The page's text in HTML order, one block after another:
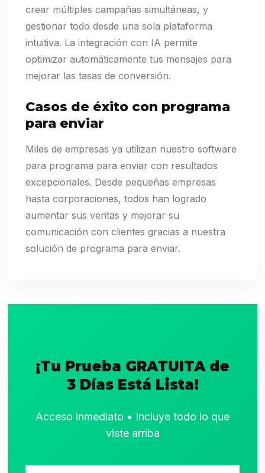
crear múltiples campañas simultáneas, y
gestionar todo desde una sola plataforma
intuitiva. La integración con IA permite
optimizar automáticamente tus mensajes para
mejorar las tasas de conversión.
Casos de éxito con programa
para enviar
Miles de empresas ya utilizan nuestro software
para programa para enviar con resultados
excepcionales. Desde pequeñas empresas
hasta corporaciones, todos han logrado
aumentar sus ventas y mejorar su
comunicación con clientes gracias a nuestra
solución de programa para enviar.
¡Tu Prueba GRATUITA de
3 Días Está Lista!
Acceso inmediato • Incluye todo lo que
viste arriba